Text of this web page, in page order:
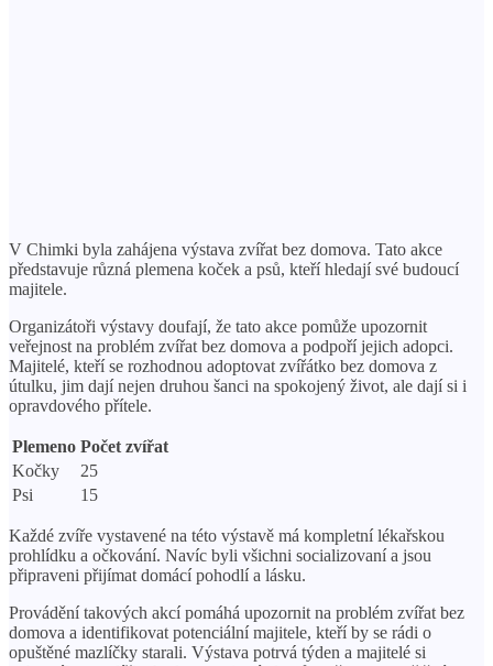
V Chimki byla zahájena výstava zvířat bez domova. Tato akce
představuje různá plemena koček a psů, kteří hledají své budoucí
majitele.
Organizátoři výstavy doufají, že tato akce pomůže upozornit
veřejnost na problém zvířat bez domova a podpoří jejich adopci.
Majitelé, kteří se rozhodnou adoptovat zvířátko bez domova z
útulku, jim dají nejen druhou šanci na spokojený život, ale dají si i
opravdového přítele.
Plemeno Počet zvířat
Kočky
25
Psi
15
Každé zvíře vystavené na této výstavě má ​​kompletní lékařskou
prohlídku a očkování. Navíc byli všichni socializovaní a jsou
připraveni přijímat domácí pohodlí a lásku.
Provádění takových akcí pomáhá upozornit na problém zvířat bez
domova a identifikovat potenciální majitele, kteří by se rádi o
opuštěné mazlíčky starali. Výstava potrvá týden a majitelé si